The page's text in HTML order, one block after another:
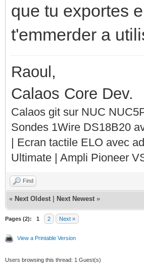
que tu exportes
t'emmerder a
Raoul,
Calaos Core Dev.
Calaos git sur NUC
Sondes 1Wire DS18B20
| Ecran tactile ELO avec
Ultimate | Ampli Pioneer
Find
« Next Oldest Next Newest »
Pages (2): 1 2 Next »
View a Printable Version
Users browsing this thread: 1 Guest(s)